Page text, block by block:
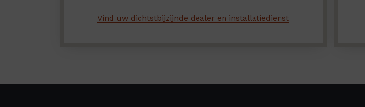
Vind uw dichtstbijzijnde dealer en installatiedienst